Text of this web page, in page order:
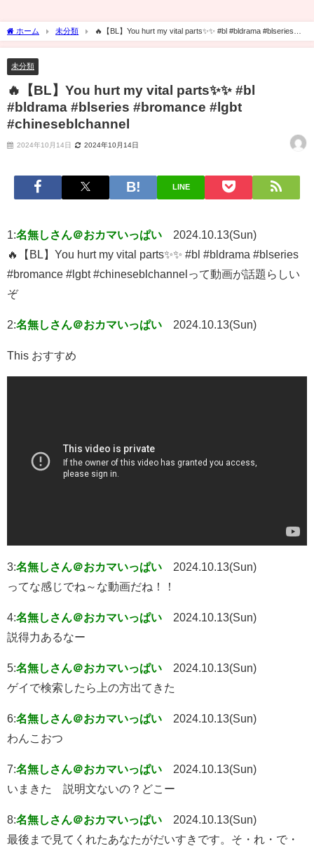
ホーム 未分類
🔥【BL】You hurt my vital parts✨✨ #bl #bldrama #blseries
#bromance #lgbt #chineseblchannel
未分類
🔥【BL】You hurt my vital parts✨✨ #bl
#bldrama #blseries #bromance #lgbt
#chineseblchannel
2024年10月14日 2024年10月14日
LINE
1:名無しさん＠おカマいっぱい
2024.10.13(Sun)
🔥【BL】You hurt my vital parts✨✨ #bl #bldrama #blseries
#bromance #lgbt #chineseblchannelって動画が話題らしい
ぞ
2:名無しさん＠おカマいっぱい 2024.10.13(Sun)
This おすすめ
3:名無しさん＠おカマいっぱい
2024.10.13(Sun)
ってな感じでね～な動画だね！！
4:名無しさん＠おカマいっぱい
2024.10.13(Sun)
説得力あるなー
5:名無しさん＠おカマいっぱい
2024.10.13(Sun)
ゲイで検索したら上の方出てきた
6:名無しさん＠おカマいっぱい
2024.10.13(Sun)
わんこおつ
7:名無しさん＠おカマいっぱい
2024.10.13(Sun)
いまきた 説明文ないの？どこー
8:名無しさん＠おカマいっぱい
2024.10.13(Sun)
最後まで見てくれたあなたがだいすきです。そ・れ・で・